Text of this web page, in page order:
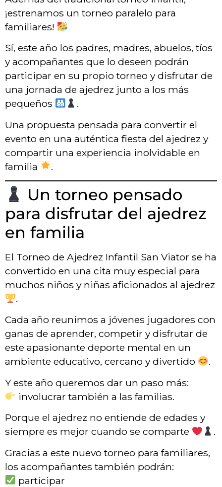
¡estrenamos un torneo paralelo para
familiares!
Sí, este año los padres, madres, abuelos, tíos
y acompañantes que lo deseen podrán
participar en su propio torneo y disfrutar de
una jornada de ajedrez junto a los más
pequeños
.
Una propuesta pensada para convertir el
evento en una auténtica fiesta del ajedrez y
compartir una experiencia inolvidable en
familia
.
Un torneo pensado
para disfrutar del ajedrez
en familia
El Torneo de Ajedrez Infantil San Viator se ha
convertido en una cita muy especial para
muchos niños y niñas aficionados al ajedrez
.
Cada año reunimos a jóvenes jugadores con
ganas de aprender, competir y disfrutar de
este apasionante deporte mental en un
ambiente educativo, cercano y divertido
.
Y este año queremos dar un paso más:
involucrar también a las familias.
Porque el ajedrez no entiende de edades y
siempre es mejor cuando se comparte
.
Gracias a este nuevo torneo para familiares,
los acompañantes también podrán:
participar